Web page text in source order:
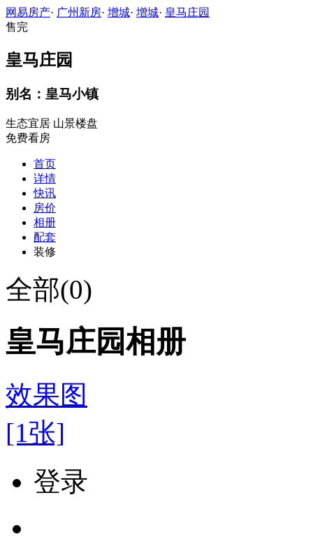
网易房产· 广州新房· 增城· 增城· 皇马庄园
售完
皇马庄园
别名：皇马小镇
生态宜居 山景楼盘
免费看房
首页
详情
快讯
房价
相册
配套
装修
全部(0)
皇马庄园相册
效果图
[1张]
登录